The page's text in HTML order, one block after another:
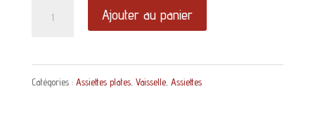
quantité
Assiette
plate
Ajouter au panier
Catégories : Assiettes plates, Vaisselle, Assiettes